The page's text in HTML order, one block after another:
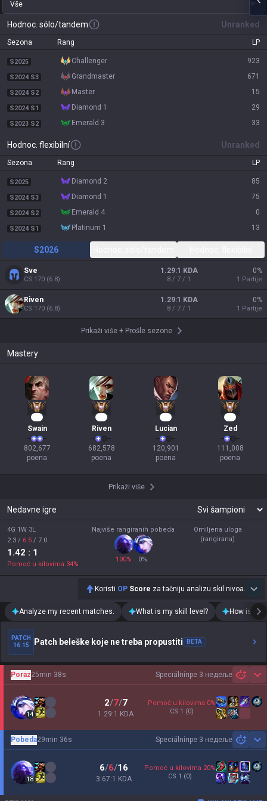
Vše
Hodnoc. sólo/tandem Unranked
Sezona Rang LP
S2025 challenger 923
S2024 S3 grandmaster 671
S2024 S2 master 15
S2024 S1 diamond 1 29
S2023 S2 emerald 3 33
Hodnoc. flexibilní Unranked
Sezona Rang LP
S2025 diamond 2 85
S2024 S3 diamond 1 75
S2024 S2 emerald 4 0
S2024 S1 platinum 1 13
S2026
Sve
CS 170 (6.8)
1.29:1 KDA
8 / 7 / 1
0%
1 Partije
Riven
CS 170 (6.8)
1.29:1 KDA
8 / 7 / 1
0%
1 Partije
Prikaži više+ Prošle sezone
Mastery
Swain
802,677
poena
Riven
682,578
poena
Lucian
120,901
poena
Zed
111,008
poena
Prikaži više
Nedavne igre
4G 1W 3L
2.3 / 6.5 / 7.0
1.42 : 1
Pomoć u kilovima 34%
Najviše rangiranih pobeda
100% 0%
Omiljena uloga
(rangirana)
Koristi OP Score za tačniju analizu skil nivoa.
Analyze my recent matches. What is my skill level? How is my
PATCH
16.15
Patch beleške koje ne treba propustiti BETA
Speciálníпре 3 недеље
Poraz25min 38s
14
2/7/7
1.29:1 KDA
Pomoć u kilovima 0%
CS 1 (0)
Speciálníпре 3 недеље
Pobeda29min 36s
18
6/6/16
3.67:1 KDA
Pomoć u kilovima 20%
CS 1 (0)